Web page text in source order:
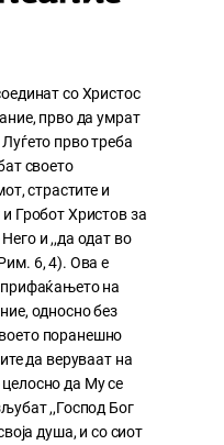
со Христос
прво да умрат
прво треба
своето
страстите и
Гробот Христов за
и ,,да одат во
6, 4). Ова е
прифаќањето на
односно без
поранешно
да веруваат на
да Му се
,,Господ Бог
душа, и со сиот